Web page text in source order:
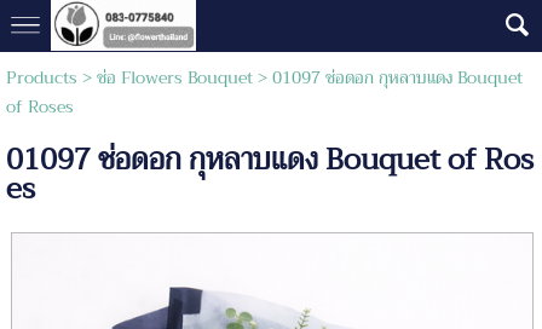
Products >ช่อ Flowers Bouquet> 01097 ช่อดอก กุหลาบแดง Bouquet
of Roses
01097 ช่อดอก กุหลาบแดง Bouquet of Ros
es